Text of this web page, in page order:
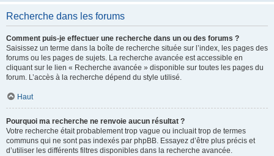
Recherche dans les forums
Comment puis-je effectuer une recherche dans un ou des forums ?
Saisissez un terme dans la boîte de recherche située sur l’index, les pages des
forums ou les pages de sujets. La recherche avancée est accessible en
cliquant sur le lien « Recherche avancée » disponible sur toutes les pages du
forum. L’accès à la recherche dépend du style utilisé.
Haut
Pourquoi ma recherche ne renvoie aucun résultat ?
Votre recherche était probablement trop vague ou incluait trop de termes
communs qui ne sont pas indexés par phpBB. Essayez d’être plus précis et
d’utiliser les différents filtres disponibles dans la recherche avancée.